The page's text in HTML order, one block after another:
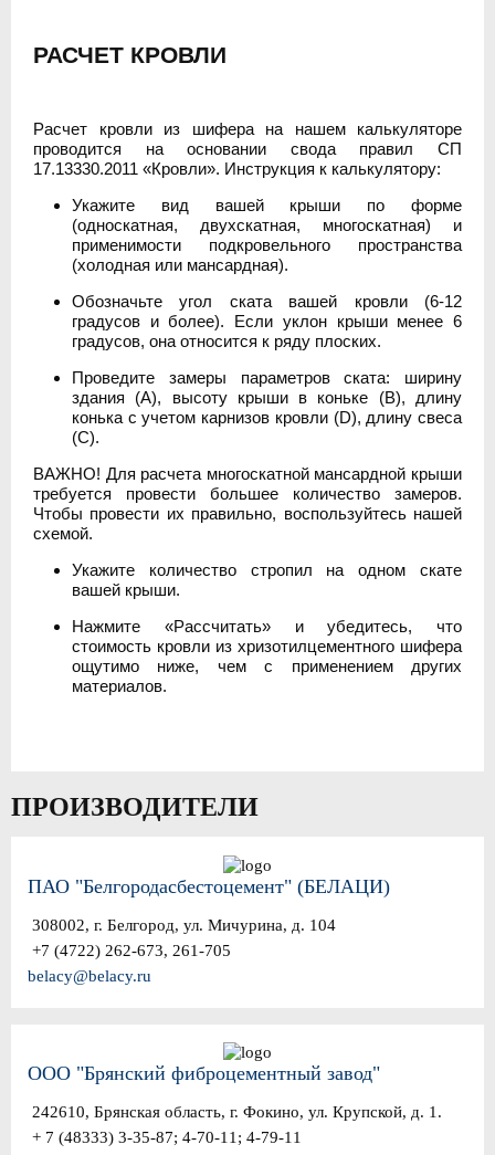
РАСЧЕТ КРОВЛИ
Расчет кровли из шифера на нашем калькуляторе
проводится на основании свода правил СП
17.13330.2011 «Кровли». Инструкция к калькулятору:
Укажите вид вашей крыши по форме
(односкатная, двухскатная, многоскатная) и
применимости подкровельного пространства
(холодная или мансардная).
Обозначьте угол ската вашей кровли (6-12
градусов и более). Если уклон крыши менее 6
градусов, она относится к ряду плоских.
Проведите замеры параметров ската: ширину
здания (А), высоту крыши в коньке (В), длину
конька с учетом карнизов кровли (D), длину свеса
(C).
ВАЖНО! Для расчета многоскатной мансардной крыши
требуется провести большее количество замеров.
Чтобы провести их правильно, воспользуйтесь нашей
схемой.
Укажите количество стропил на одном скате
вашей крыши.
Нажмите «Рассчитать» и убедитесь, что
стоимость кровли из хризотилцементного шифера
ощутимо ниже, чем с применением других
материалов.
ПРОИЗВОДИТЕЛИ
ПАО "Белгородасбестоцемент" (БЕЛАЦИ)
308002, г. Белгород, ул. Мичурина, д. 104
+7 (4722) 262-673, 261-705
belacy@belacy.ru
ООО "Брянский фиброцементный завод"
242610, Брянская область, г. Фокино, ул. Крупской, д. 1.
+ 7 (48333) 3-35-87; 4-70-11; 4-79-11